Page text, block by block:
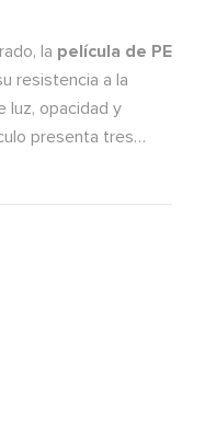
la película de PE
resistencia a la
luz, opacidad y
presenta tres
diferentes